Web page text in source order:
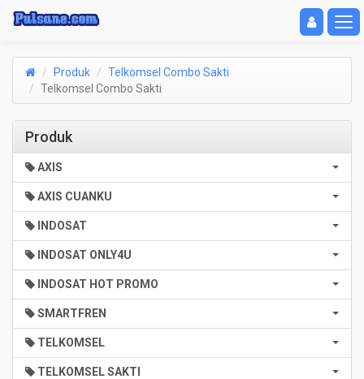
Toggle
Produk
Telkomsel Combo Sakti
Telkomsel Combo Sakti
Produk
AXIS
AXIS CUANKU
INDOSAT
INDOSAT ONLY4U
INDOSAT HOT PROMO
SMARTFREN
TELKOMSEL
TELKOMSEL SAKTI